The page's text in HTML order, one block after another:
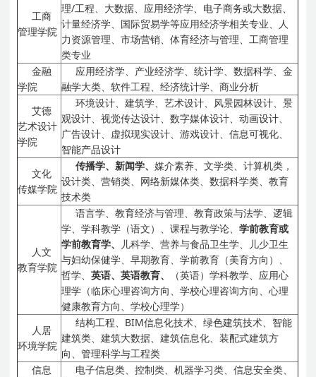
工商
管理学院
理/工程、大数据、应用经济学、电子商务或大数据、
计量经济学、国际贸易学等应用经济学相关专业、人
力资源管理、市场营销、体育经济与管理、工商管理
类专业
金融
学院
应用经济学、产业经济学、统计学、数据科学、金
融学大类、软件工程、经济统计学、商业分析
艾德
艺术设计
学院
环境设计、建筑学、艺术设计、风景园林设计、景
观设计、视觉传达设计、数字媒体设计、动画设计、
广告设计、虚拟现实设计、游戏设计、信息可视化、
智能产品设计
文化
传媒学院
传播学、新闻学、媒介素养、文学类、计算机类，
设计类、营销类、网络新媒体类、数据科学类、教育
技术类
人文
教育学院
语言学、教育经济与管理、教育政策与法学、逻辑
学、学科教学（语文）、课程与教学论、学前教育或
学前教育学、
儿科学、营养与食品卫生学、儿少卫生
与妇幼保健学、早期教育、学前教育（美育方向）、
哲学、英语、英语教育、
（英语）学科教学、应用心
理学（临床心理咨询方向、学校心理咨询方向、心理
健康教育方向、学校心理学）
人居
环境学院
结构工程、BIM信息化技术、绿色建筑技术、智能
建筑类、建筑大数据、建筑信息化、装配式建筑方
向、管理科学与工程类
信息
电子信息类、控制类、机器学习类、信息安全类、